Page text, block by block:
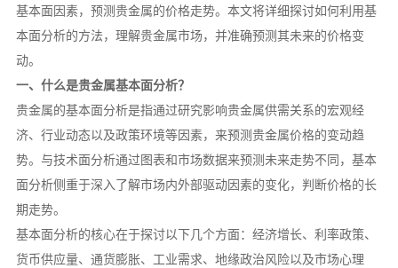
基本面因素，预测贵金属的价格走势。本文将详细探讨如何利用基
本面分析的方法，理解贵金属市场，并准确预测其未来的价格变
动。
一、什么是贵金属基本面分析？
贵金属的基本面分析是指通过研究影响贵金属供需关系的宏观经
济、行业动态以及政策环境等因素，来预测贵金属价格的变动趋
势。与技术面分析通过图表和市场数据来预测未来走势不同，基本
面分析侧重于深入了解市场内外部驱动因素的变化，判断价格的长
期走势。
基本面分析的核心在于探讨以下几个方面：经济增长、利率政策、
货币供应量、通货膨胀、工业需求、地缘政治风险以及市场心理